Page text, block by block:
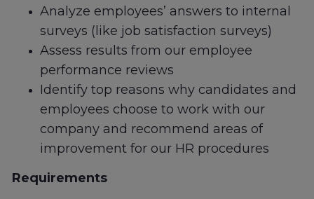
Analyze employees’ answers to internal
surveys (like job satisfaction surveys)
Assess results from our employee
performance reviews
Identify top reasons why candidates and
employees choose to work with our
company and recommend areas of
improvement for our HR procedures
Requirements